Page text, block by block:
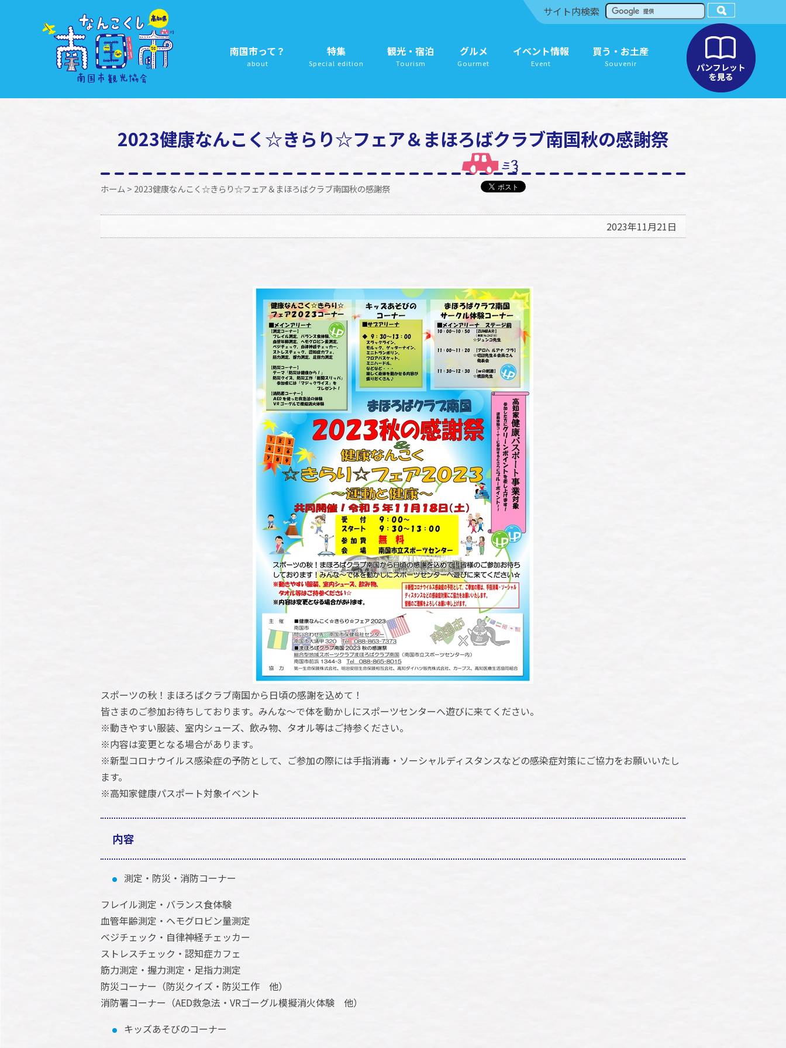
サイト内検索
南国市って？
about
特集
Special edition
観光・宿泊
Tourism
グルメ
Gourmet
イベント情報
Event
買う・お土産
Souvenir
2023健康なんこく☆きらり☆フェア＆まほろばクラブ南国秋の感謝祭
ホーム > 2023健康なんこく☆きらり☆フェア＆まほろばクラブ南国秋の感謝祭
2023年11月21日
スポーツの秋！まほろばクラブ南国から日頃の感謝を込めて！
皆さまのご参加お待ちしております。みんな～で体を動かしにスポーツセンターへ遊びに来てください。
※動きやすい服装、室内シューズ、飲み物、タオル等はご持参ください。
※内容は変更となる場合があります。
※新型コロナウイルス感染症の予防として、ご参加の際には手指消毒・ソーシャルディスタンスなどの感染症対策にご協力をお願いいたし
ます。
※高知家健康パスポート対象イベント
内容
測定・防災・消防コーナー
フレイル測定・バランス食体験
血管年齢測定・ヘモグロビン量測定
ベジチェック・自律神経チェッカー
ストレスチェック・認知症カフェ
筋力測定・握力測定・足指力測定
防災コーナー（防災クイズ・防災工作 他）
消防署コーナー（AED救急法・VRゴーグル模擬消火体験 他）
キッズあそびのコーナー